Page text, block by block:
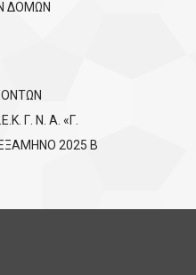
ΔΟΜΩΝ
Γ. Ν. Α. «Γ.
2025 Β